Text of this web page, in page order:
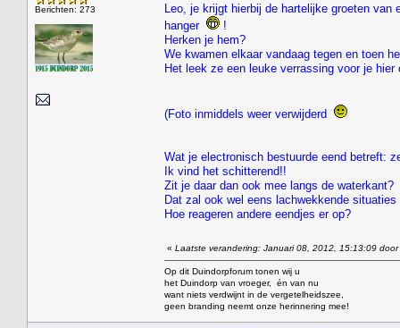
Berichten: 273
Leo, je krijgt hierbij de hartelijke groeten van
hanger
!
Herken je hem?
We kwamen elkaar vandaag tegen en toen
Het leek ze een leuke verrassing voor je
(Foto inmiddels weer verwijderd
Wat je electronisch bestuurde eend betreft:
Ik vind het schitterend!!
Zit je daar dan ook mee langs de waterkant?
Dat zal ook wel eens lachwekkende
Hoe reageren andere eendjes er op?
« Laatste verandering: Januari 08, 2012, 15:13:09 door
Op dit Duindorpforum tonen wij u
het Duindorp van vroeger, én van nu
want niets verdwijnt in de vergetelheidszee,
geen branding neemt onze herinnering mee!